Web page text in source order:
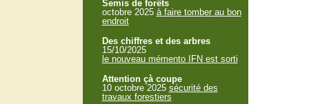
Semis de forêts
octobre 2025 à faire tomber au bon
endroit
Des chiffres et des arbres
15/10/2025
le nouveau mémento IFN est sorti
Attention çà coupe
10 octobre 2025 sécurité des
travaux forestiers